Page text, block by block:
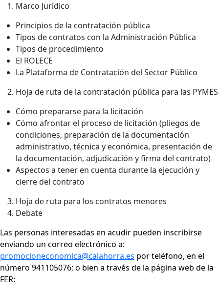
Marco Jurídico
Principios de la contratación pública
Tipos de contratos con la Administración Pública
Tipos de procedimiento
El ROLECE
La Plataforma de Contratación del Sector Público
Hoja de ruta de la contratación pública para las PYMES
Cómo prepararse para la licitación
Cómo afrontar el proceso de licitación (pliegos de
condiciones, preparación de la documentación
administrativo, técnica y económica, presentación de
la documentación, adjudicación y firma del contrato)
Aspectos a tener en cuenta durante la ejecución y
cierre del contrato
Hoja de ruta para los contratos menores
Debate
Las personas interesadas en acudir pueden inscribirse
enviando un correo electrónico a:
promocioneconomica@calahorra.es por teléfono, en el
número 941105076; o bien a través de la página web de la
FER: